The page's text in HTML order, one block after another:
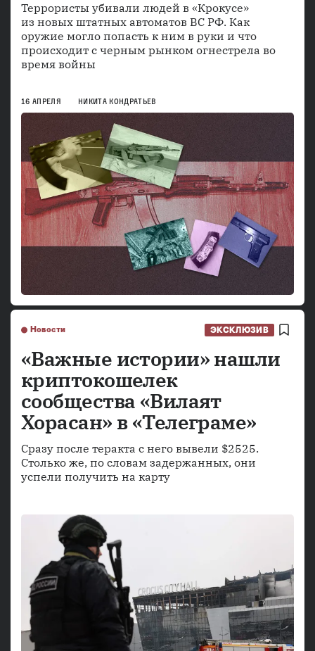
Террористы убивали людей в «Крокусе»
из новых штатных автоматов ВС РФ. Как
оружие могло попасть к ним в руки и что
происходит с черным рынком огнестрела во
время войны
16 АПРЕЛЯ НИКИТА КОНДРАТЬЕВ
Новости ЭКСКЛЮЗИВ
«Важные истории» нашли
криптокошелек
сообщества «Вилаят
Хорасан» в «Телеграме»
Сразу после теракта с него вывели $2525.
Столько же, по словам задержанных, они
успели получить на карту